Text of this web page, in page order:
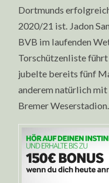
Dortmunds
2020/21 ist. Jadon
BVB im laufenden
Torschützenliste führt
jubelte bereits fünf
anderem natürlich
Bremer Weserstadion.